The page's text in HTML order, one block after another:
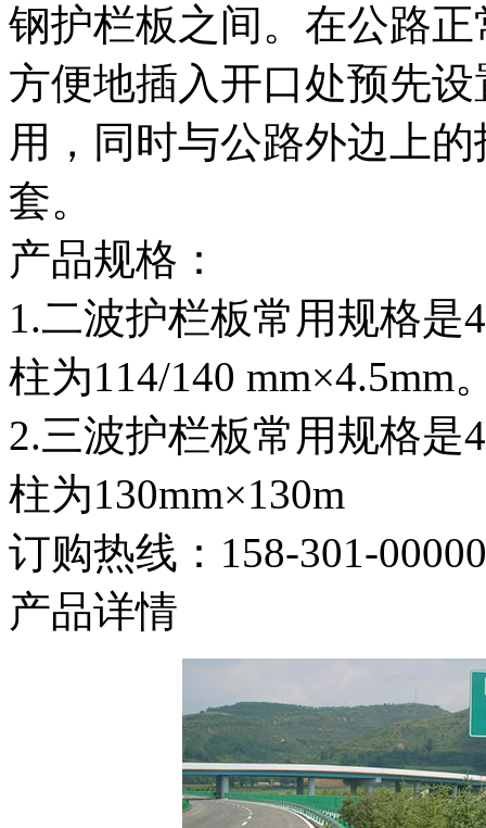
钢护栏板之间。在公路
方便地插入开口处预先
用，同时与公路外边上
套。
产品规格：
1.二波护栏板常用规格是
柱为114/140 mm×4.5mm
2.三波护栏板常用规格是
柱为130mm×130m
订购热线： 158-301-00000
产品详情